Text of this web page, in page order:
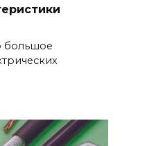
большое